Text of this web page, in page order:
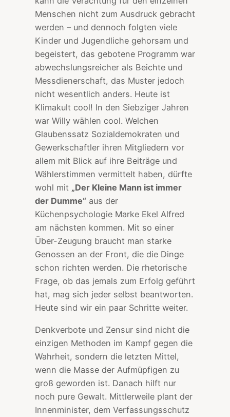
Menschen nicht zum Ausdruck gebracht
werden – und dennoch folgten viele
Kinder und Jugendliche gehorsam und
begeistert, das gebotene Programm war
abwechslungsreicher als Beichte und
Messdienerschaft, das Muster jedoch
nicht wesentlich anders. Heute ist
Klimakult cool! In den Siebziger Jahren
war Willy wählen cool. Welchen
Glaubenssatz Sozialdemokraten und
Gewerkschaftler ihren Mitgliedern vor
allem mit Blick auf ihre Beiträge und
Wählerstimmen vermittelt haben, dürfte
wohl mit „Der Kleine Mann ist immer
der Dumme“ aus der
Küchenpsychologie Marke Ekel Alfred
am nächsten kommen. Mit so einer
Über-Zeugung braucht man starke
Genossen an der Front, die die Dinge
schon richten werden. Die rhetorische
Frage, ob das jemals zum Erfolg geführt
hat, mag sich jeder selbst beantworten.
Heute sind wir ein paar Schritte weiter.
Denkverbote und Zensur sind nicht die
einzigen Methoden im Kampf gegen die
Wahrheit, sondern die letzten Mittel,
wenn die Masse der Aufmüpfigen zu
groß geworden ist. Danach hilft nur
noch pure Gewalt. Mittlerweile plant der
Innenminister, dem Verfassungsschutz